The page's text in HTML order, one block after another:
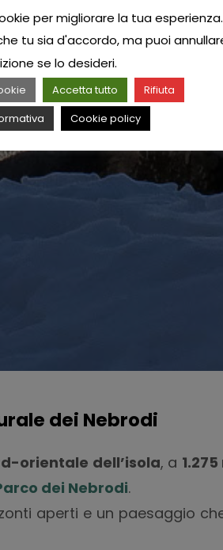
dei Nebrodi
orientale dell’isola, a
dei Nebrodi.
aperti e un paesaggio
per migliorare la tua esperienza.
tu sia d'accordo, ma puoi
se lo desideri.
Accetta tutto
Rifiuta
Cookie policy